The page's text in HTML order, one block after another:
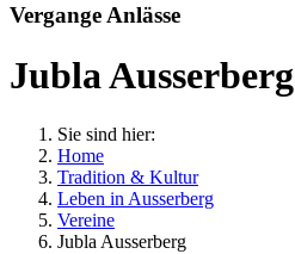
Vergange Anlässe
Jubla Ausserberg
Sie sind hier:
Home
Tradition & Kultur
Leben in Ausserberg
Vereine
Jubla Ausserberg